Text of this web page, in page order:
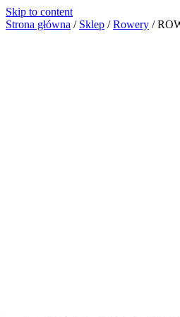
Skip to content
Strona główna / Sklep / Rowery /